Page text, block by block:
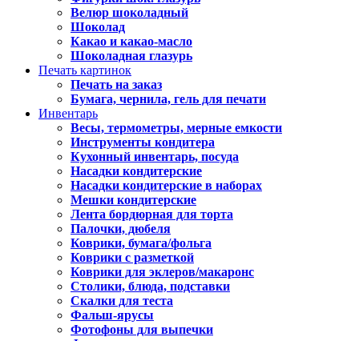
Велюр шоколадный
Шоколад
Какао и какао-масло
Шоколадная глазурь
Печать картинок
Печать на заказ
Бумага, чернила, гель для печати
Инвентарь
Весы, термометры, мерные емкости
Инструменты кондитера
Кухонный инвентарь, посуда
Насадки кондитерские
Насадки кондитерские в наборах
Мешки кондитерские
Лента бордюрная для торта
Палочки, дюбеля
Коврики, бумага/фольга
Коврики с разметкой
Коврики для эклеров/макаронс
Столики, блюда, подставки
Скалки для теста
Фальш-ярусы
Фотофоны для выпечки